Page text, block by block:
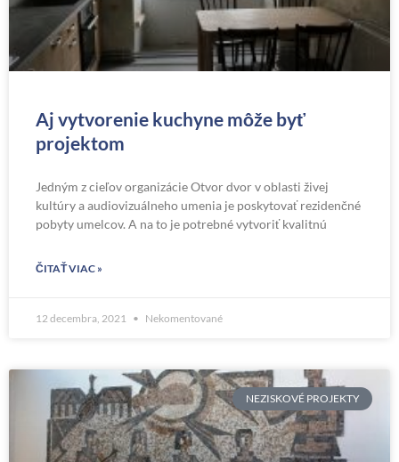
Aj vytvorenie kuchyne môže byť
projektom
Jedným z cieľov organizácie Otvor dvor v oblasti živej
kultúry a audiovizuálneho umenia je poskytovať rezidenčné
pobyty umelcov. A na to je potrebné vytvoriť kvalitnú
ČITAŤ VIAC »
12 decembra, 2021 Nekomentované
NEZISKOVÉ PROJEKTY